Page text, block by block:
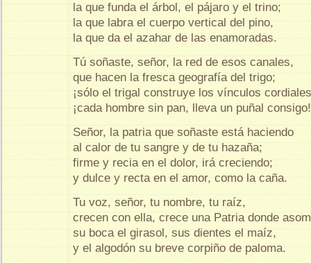
la que funda el árbol, el pájaro y el trino;
la que labra el cuerpo vertical del pino,
la que da el azahar de las enamoradas.
Tú soñaste, señor, la red de esos canales,
que hacen la fresca geografía del trigo;
¡sólo el trigal construye los vínculos
¡cada hombre sin pan, lleva un puñal consigo!
Señor, la patria que soñaste está haciendo
al calor de tu sangre y de tu hazaña;
firme y recia en el dolor, irá creciendo;
y dulce y recta en el amor, como la caña.
Tu voz, señor, tu nombre, tu raíz,
crecen con ella, crece una Patria donde
su boca el girasol, sus dientes el maíz,
y el algodón su breve corpiño de paloma.